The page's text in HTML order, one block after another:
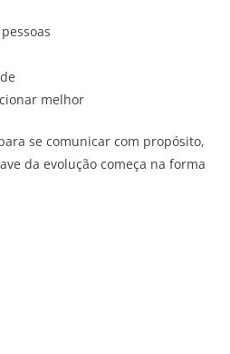
melhor
se comunicar com propósito,
da evolução começa na forma